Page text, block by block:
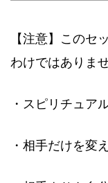
【注意】このセ
わけではありませ
・スピリチュア
・相手だけを変